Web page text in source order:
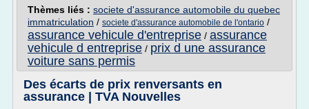
Thèmes liés : societe d'assurance automobile du quebec
immatriculation / societe d'assurance automobile de l'ontario /
assurance vehicule d'entreprise / assurance
vehicule d entreprise / prix d une assurance
voiture sans permis
Des écarts de prix renversants en
assurance | TVA Nouvelles